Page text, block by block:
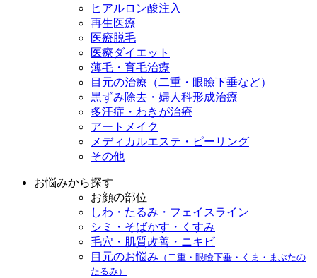
ヒアルロン酸注入
再生医療
医療脱毛
医療ダイエット
薄毛・育毛治療
目元の治療（二重・眼瞼下垂など）
黒ずみ除去・婦人科形成治療
多汗症・わきが治療
アートメイク
メディカルエステ・ピーリング
その他
お悩みから探す
お顔の部位
しわ・たるみ・フェイスライン
シミ・そばかす・くすみ
毛穴・肌質改善・ニキビ
目元のお悩み （二重・眼瞼下垂・くま・まぶたの
たるみ）